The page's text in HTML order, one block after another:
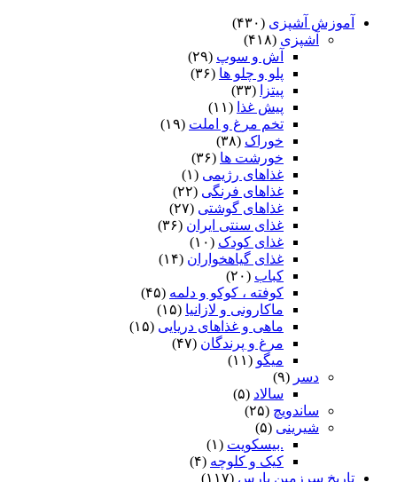
آموزش آشپزی (۴۳۰)
آشپزی (۴۱۸)
آش و سوپ (۲۹)
پلو و چلو ها (۳۶)
پیتزا
(۳۳)
پیش غذا (۱۱)
تخم مرغ و املت (۱۹)
خوراک (۳۸)
خورشت ها (۳۶)
غذاهای رژیمی (۱)
غذاهای فرنگی (۲۲)
غذاهای گوشتی (۲۷)
غذای سنتی ایران (۳۶)
غذای کودک (۱۰)
غذای گیاهخواران (۱۴)
کباب (۲۰)
کوفته ، کوکو و دلمه (۴۵)
ماکارونی و لازانیا (۱۵)
ماهی و غذاهای دریایی (۱۵)
مرغ و پرندگان (۴۷)
میگو (۱۱)
دسر (۹)
سالاد (۵)
ساندویچ (۲۵)
شیرینی (۵)
.بیسکویت (۱)
کیک و کلوچه (۴)
تاریخ سرزمین پارس (۱۱۷)